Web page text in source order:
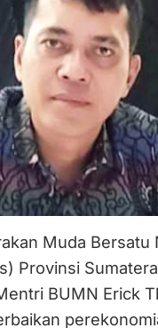
Muda Bersatu
Provinsi
BUMN Erick